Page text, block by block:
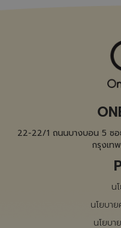
22-22/1 ถนนบางบอน 5 ซอ
กรุงเท
น
นโยบา
นโยบ